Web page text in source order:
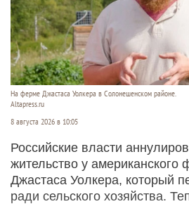
На ферме Джастаса Уолкера в Солонешенском районе.
Altapress.ru
8 августа 2026 в 10:05
Российские власти
жительство у американского
Джастаса Уолкера, который
ради сельского хозяйства.